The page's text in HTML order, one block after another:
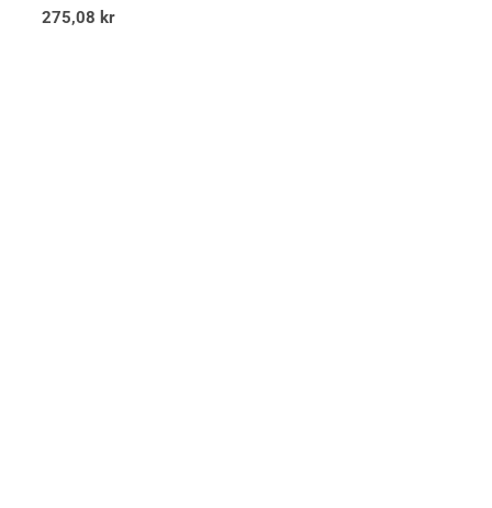
275,08 kr